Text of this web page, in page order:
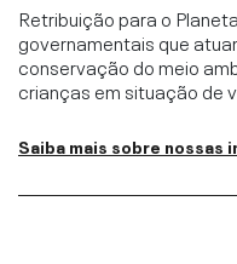
Retribuição para o
governamentais que
conservação do meio
crianças em situação de
Saiba mais sobre nossas